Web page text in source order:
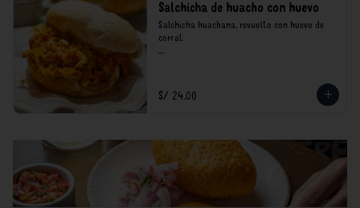
Salchicha de huacho con huevo
Salchicha huachana, revuelto con huevo de
corral.
consumo.
S/ 24.00